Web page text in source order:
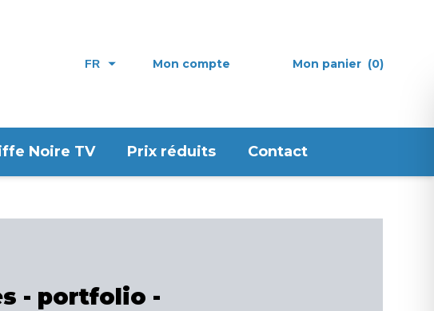
FR Mon compte Mon panier (0)
Noire TV Prix réduits Contact
- portfolio -